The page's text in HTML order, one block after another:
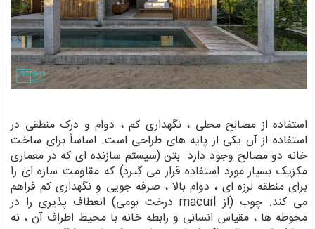
استفاده از مصالح محلی ، نگهداری کم ، دوام و درک منطقی در
استفاده از آن یکی از پایه های طراحی است. اساساً برای ساخت
خانه دو مصالح وجود دارد. بتن (سیستم سازنده ای که در معماری
مکزیک بسیار مورد استفاده قرار می گیرد) که مقاومت سازه ای را
برای منطقه لرزه ای ، دوام بالا ، صرفه جویی و نگهداری کم فراهم
می کند. چوب (از macuil درخت بومی) انعطاف پذیری را در
محوطه ها ، مقیاس انسانی و رابطه خانه با محیط اطراف آن ، نه